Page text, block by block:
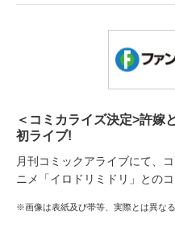
＜コミカライズ決定>許嫁
初ライブ!
月刊コミックアライブにて、
ニメ「イロドリミドリ」との
※画像は表紙及び帯等、実際とは異なる